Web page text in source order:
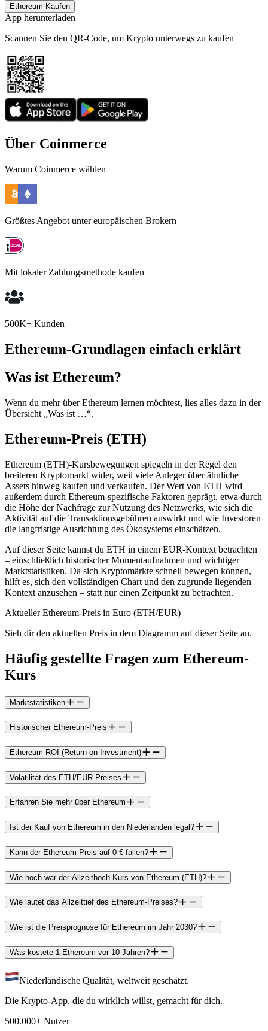
Ethereum Kaufen
App herunterladen
Scannen Sie den QR-Code, um Krypto unterwegs zu kaufen
Über Coinmerce
Warum Coinmerce wählen
Größtes Angebot unter europäischen Brokern
Mit lokaler Zahlungsmethode kaufen
500K+ Kunden
Ethereum-Grundlagen einfach erklärt
Was ist Ethereum?
Wenn du mehr über Ethereum lernen möchtest, lies alles dazu in der
Übersicht „Was ist …“.
Ethereum-Preis (ETH)
Ethereum (ETH)-Kursbewegungen spiegeln in der Regel den
breiteren Kryptomarkt wider, weil viele Anleger über ähnliche
Assets hinweg kaufen und verkaufen. Der Wert von ETH wird
außerdem durch Ethereum-spezifische Faktoren geprägt, etwa durch
die Höhe der Nachfrage zur Nutzung des Netzwerks, wie sich die
Aktivität auf die Transaktionsgebühren auswirkt und wie Investoren
die langfristige Ausrichtung des Ökosystems einschätzen.
Auf dieser Seite kannst du ETH in einem EUR-Kontext betrachten
– einschließlich historischer Momentaufnahmen und wichtiger
Marktstatistiken. Da sich Kryptomärkte schnell bewegen können,
hilft es, sich den vollständigen Chart und den zugrunde liegenden
Kontext anzusehen – statt nur einen Zeitpunkt zu betrachten.
Aktueller Ethereum-Preis in Euro (ETH/EUR)
Sieh dir den aktuellen Preis in dem Diagramm auf dieser Seite an.
Häufig gestellte Fragen zum Ethereum-
Kurs
Marktstatistiken
Historischer Ethereum-Preis
Ethereum ROI (Return on Investment)
Volatilität des ETH/EUR-Preises
Erfahren Sie mehr über Ethereum
Ist der Kauf von Ethereum in den Niederlanden legal?
Kann der Ethereum-Preis auf 0 € fallen?
Wie hoch war der Allzeithoch-Kurs von Ethereum (ETH)?
Wie lautet das Allzeittief des Ethereum-Preises?
Wie ist die Preisprognose für Ethereum im Jahr 2030?
Was kostete 1 Ethereum vor 10 Jahren?
Niederländische Qualität, weltweit geschätzt.
Die Krypto-App, die du wirklich willst, gemacht für dich.
500.000+ Nutzer